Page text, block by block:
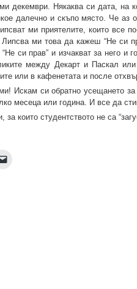
декември. Някаква си дата, на
далечно и скъпо място. Че
ми приятелите, които все
ми това да кажеш “Не си
си прав” и изчакват за него
между Декарт и Паскал
или в кафенетата и после
Искам си обратно усещането
месеца или година. И все да
за които студентството не са